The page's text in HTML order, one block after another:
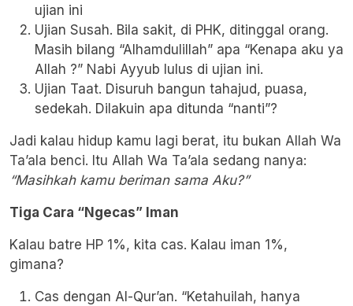
ujian ini
Ujian Susah. Bila sakit, di PHK, ditinggal orang.
Masih bilang “Alhamdulillah” apa “Kenapa aku ya
Allah ?” Nabi Ayyub lulus di ujian ini.
Ujian Taat. Disuruh bangun tahajud, puasa,
sedekah. Dilakuin apa ditunda “nanti”?
Jadi kalau hidup kamu lagi berat, itu bukan Allah Wa
Ta’ala benci. Itu Allah Wa Ta’ala sedang nanya:
“Masihkah kamu beriman sama Aku?”
Tiga Cara “Ngecas” Iman
Kalau batre HP 1%, kita cas. Kalau iman 1%,
gimana?
Cas dengan Al-Qur’an. “Ketahuilah, hanya